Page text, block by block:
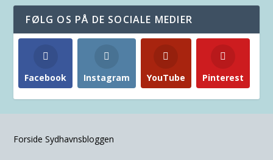
FØLG OS PÅ DE SOCIALE MEDIER
Facebook Instagram YouTube Pinterest
Forside Sydhavnsbloggen